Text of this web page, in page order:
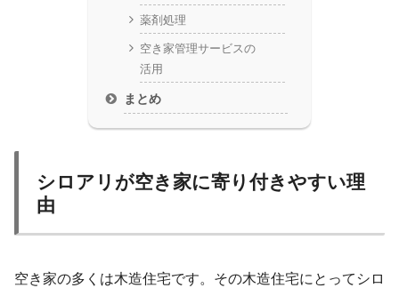
薬剤処理
空き家管理サービスの
活用
まとめ
シロアリが空き家に寄り付きやすい理
由
空き家の多くは木造住宅です。その木造住宅にとってシロ